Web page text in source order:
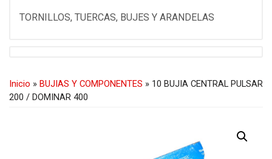
TORNILLOS, TUERCAS, BUJES Y ARANDELAS
Inicio » BUJIAS Y COMPONENTES » 10 BUJIA CENTRAL PULSAR
200 / DOMINAR 400